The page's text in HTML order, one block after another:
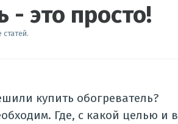
- это просто!
купить обогреватель?
Где, с какой целью и в